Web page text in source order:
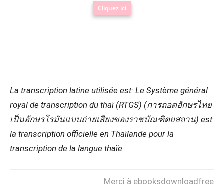
Cliquez ici
La transcription latine utilisée est: Le Système général
royal de transcription du thaï (RTGS) (การถอดอักษรไทย
เป็นอักษรโรมันแบบถ่ายเสียงของราชบัณฑิตยสถาน) est
la transcription officielle en Thaïlande pour la
transcription de la langue thaïe.
Merci à ebooksdownloadfree